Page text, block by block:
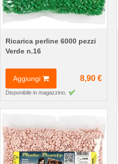
Ricarica perline 6000 pezzi
Verde n.16
Aggiungi 8,90 €
Disponibile in magazzino.